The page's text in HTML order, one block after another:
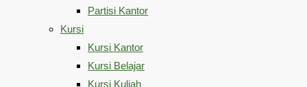
Partisi Kantor
Kursi
Kursi Kantor
Kursi Belajar
Kursi Kuliah